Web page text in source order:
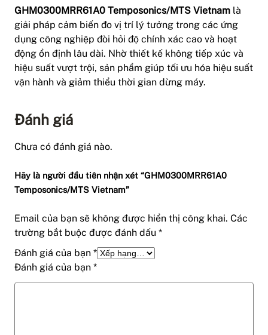
GHM0300MRR61A0 Temposonics/MTS Vietnam là
giải pháp cảm biến đo vị trí lý tưởng trong các ứng
dụng công nghiệp đòi hỏi độ chính xác cao và hoạt
động ổn định lâu dài. Nhờ thiết kế không tiếp xúc và
hiệu suất vượt trội, sản phẩm giúp tối ưu hóa hiệu suất
vận hành và giảm thiểu thời gian dừng máy.
Đánh giá
Chưa có đánh giá nào.
Hãy là người đầu tiên nhận xét “GHM0300MRR61A0
Temposonics/MTS Vietnam”
Email của bạn sẽ không được hiển thị công khai. Các
trường bắt buộc được đánh dấu *
Đánh giá của bạn *
Đánh giá của bạn *